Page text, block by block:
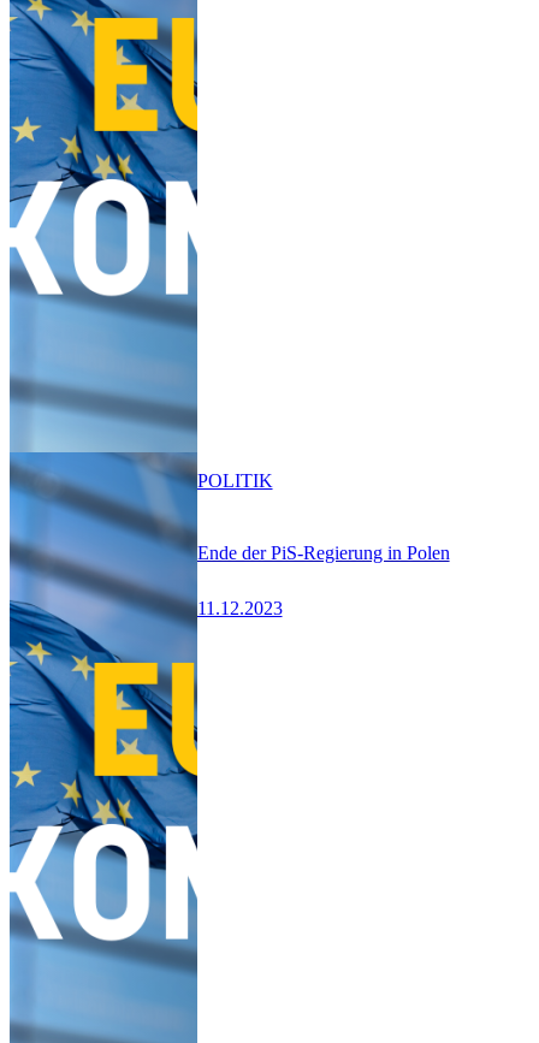
Ende der PiS-Regierung in Polen
11.12.2023
POLITIK